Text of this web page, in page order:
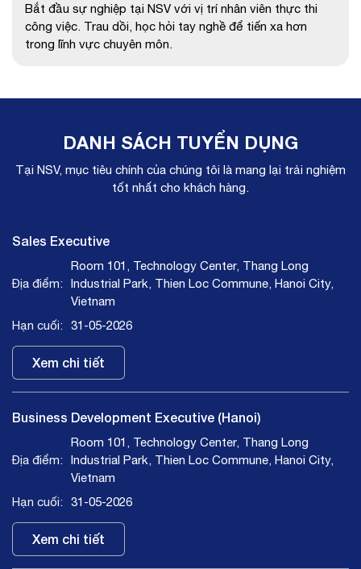
Bắt đầu sự nghiệp tại NSV với vị trí nhân viên thực thi
công việc. Trau dồi, học hỏi tay nghề để tiến xa hơn
trong lĩnh vực chuyên môn.
DANH SÁCH TUYỂN DỤNG
Tại NSV, mục tiêu chính của chúng tôi là mang lại trải nghiệm
tốt nhất cho khách hàng.
Sales Executive
R​​​​​​oom 101, Technology Center, Thang Long
Industrial Park, Thien Loc Commune, Hanoi City,
Vietnam
31-05-2026
Xem chi tiết
Business Development Executive (Hanoi)
R​​​​​​oom 101, Technology Center, Thang Long
Industrial Park, Thien Loc Commune, Hanoi City,
Vietnam
31-05-2026
Xem chi tiết